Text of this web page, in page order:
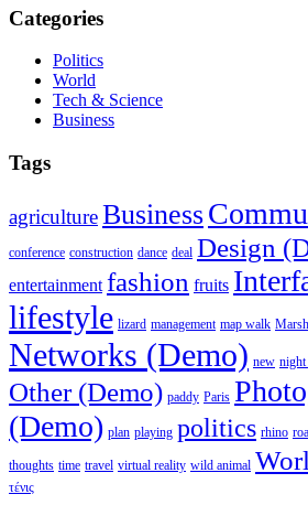
Categories
Politics
World
Tech & Science
Business
Tags
agricultureBusiness
conference construction dance deal Design
entertainment fashion fruits
lifestyle lizard management map walk
Networks (Demo) new
Other (Demo) paddy Paris
(Demo) plan playing politics rhino
thoughts time travel virtual reality wild animal
τένις